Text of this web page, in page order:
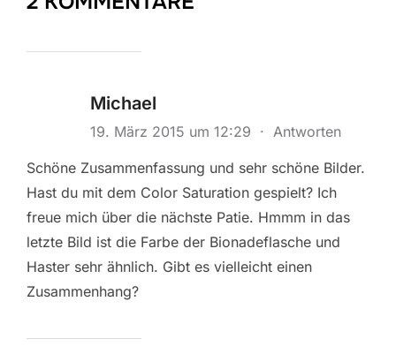
Michael
19. März 2015 um 12:29 · Antworten
Schöne Zusammenfassung und sehr schöne Bilder.
Hast du mit dem Color Saturation gespielt? Ich
freue mich über die nächste Patie. Hmmm in das
letzte Bild ist die Farbe der Bionadeflasche und
Haster sehr ähnlich. Gibt es vielleicht einen
Zusammenhang?